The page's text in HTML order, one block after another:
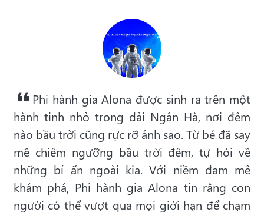
Phi hành gia Alona được sinh ra trên một
hành tinh nhỏ trong dải Ngân Hà, nơi đêm
nào bầu trời cũng rực rỡ ánh sao. Từ bé đã say
mê chiêm ngưỡng bầu trời đêm, tự hỏi về
những bí ẩn ngoài kia. Với niềm đam mê
khám phá, Phi hành gia Alona tin rằng con
người có thể vượt qua mọi giới hạn để chạm